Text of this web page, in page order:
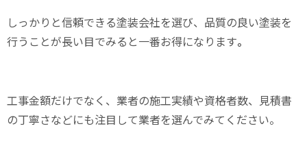
しっかりと信頼できる塗装会社を選び、 品質の良い塗装を
行うことが長い目でみると一番お得になります。
工事金額だけでなく、業者の施工実績や資格者数、見積書
の丁寧さなどにも注目して業者を選んでみてください。